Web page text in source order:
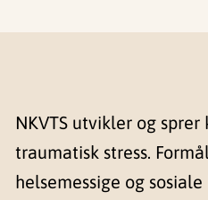
NKVTS utvikler og
traumatisk stress.
helsemessige og